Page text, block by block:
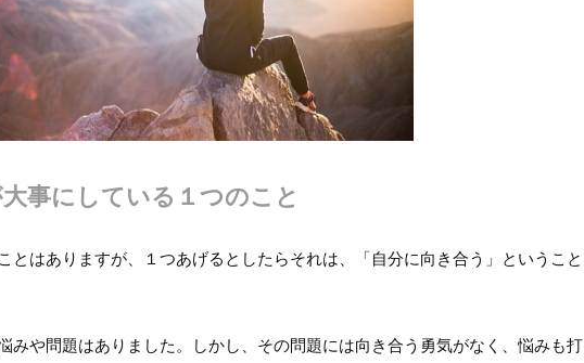
事にしている１つのこと
とはありますが、１つあげるとしたらそれは、「自分に向き合う」ということ
みや問題はありました。しかし、その問題には向き合う勇気がなく、悩みも打